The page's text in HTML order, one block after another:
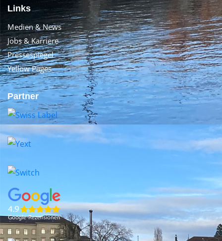
Links
Medien & News
Jobs & Karriere
Pressespiegel
Yellow Pages
Partner